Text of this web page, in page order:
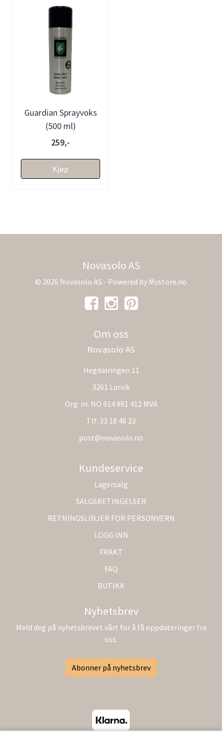
Guardian Sprayvoks
(500 ml)
259,-
Kjøp
Novasolo AS
© 2026 Novasolo AS - Powered by Mystore.no
Om oss
Novasolo AS
Hegdalringen 11
3261 Larvik
Org. nr. NO 914 991 412 MVA
Tlf: 33 18 46 23
post@novasolo.no
Kundeservice
Lagersalg
SALGSBETINGELSER
RETNINGSLINJER FOR PERSONVERN
LOGG INN
FRAKT
FAQ
BUTIKK
Nyhetsbrev
Meld deg på nyhetsbrevet vårt for å få oppdateringer fra
oss.
Abonner på nyhetsbrev